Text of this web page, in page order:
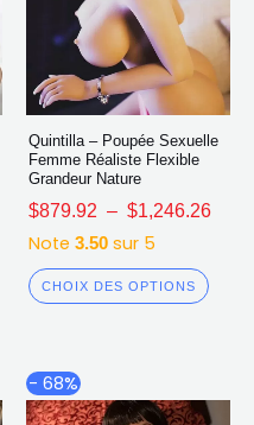
Quintilla – Poupée Sexuelle
Femme Réaliste Flexible
Grandeur Nature
$879.92 – $1,246.26
Note 3.50sur 5
CHOIX DES OPTIONS
- 68%
de